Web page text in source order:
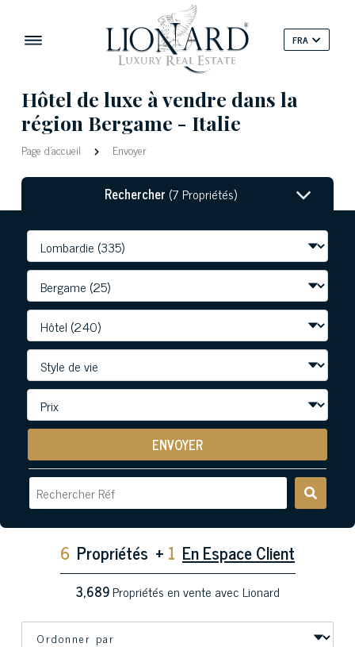
FRA
Hôtel de luxe à vendre dans la
région Bergame - Italie
Page d'accueil Envoyer
Rechercher (7 Propriétés)
ENVOYER
6 Propriétés + 1 En Espace Client
3,689Propriétés en vente avec Lionard